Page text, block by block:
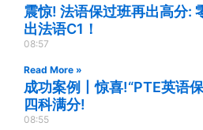
震惊! 法语保过班再出高分:
出法语C1！
08:57
Read More »
成功案例丨惊喜!“PTE英语
四科满分!
08:55